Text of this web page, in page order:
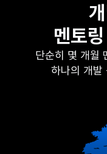
멘토
단순히 몇 개월
하나의 개발